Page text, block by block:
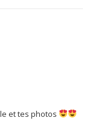
et tes photos